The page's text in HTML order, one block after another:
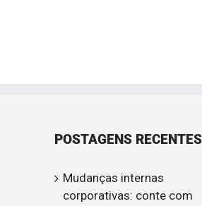
POSTAGENS RECENTES
Mudanças internas
corporativas: conte com